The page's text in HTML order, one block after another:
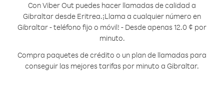
Con Viber Out puedes hacer llamadas de calidad a
Gibraltar desde Eritrea.¡Llama a cualquier número en
Gibraltar - teléfono fijo o móvil! - Desde apenas 12.0 ¢ por
minuto.
Compra paquetes de crédito o un plan de llamadas para
conseguir las mejores tarifas por minuto a Gibraltar.